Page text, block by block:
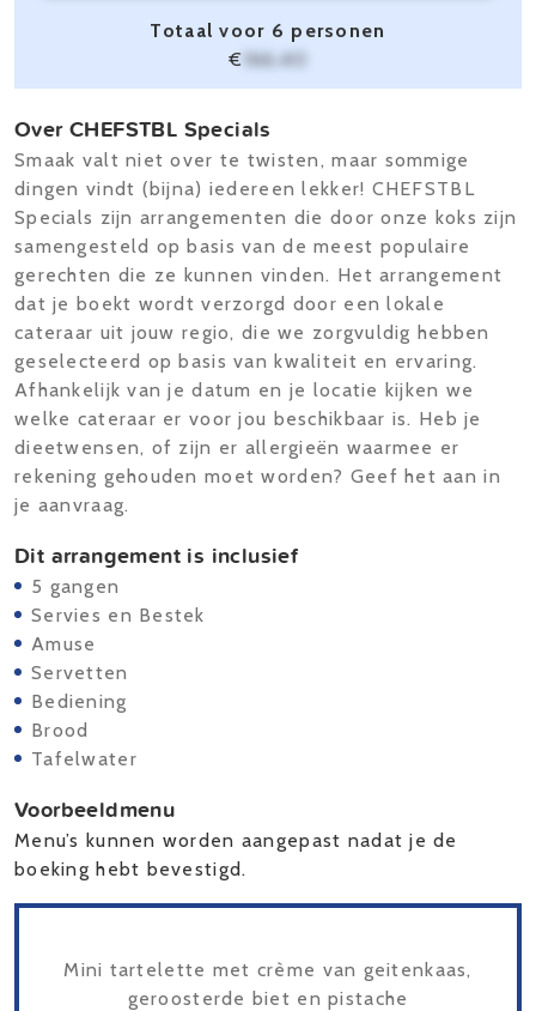
Totaal voor 6 personen
€ 166,40
Over CHEFSTBL Specials
Smaak valt niet over te twisten, maar sommige
dingen vindt (bijna) iedereen lekker! CHEFSTBL
Specials zijn arrangementen die door onze koks zijn
samengesteld op basis van de meest populaire
gerechten die ze kunnen vinden. Het arrangement
dat je boekt wordt verzorgd door een lokale
cateraar uit jouw regio, die we zorgvuldig hebben
geselecteerd op basis van kwaliteit en ervaring.
Afhankelijk van je datum en je locatie kijken we
welke cateraar er voor jou beschikbaar is. Heb je
dieetwensen, of zijn er allergieën waarmee er
rekening gehouden moet worden? Geef het aan in
je aanvraag.
Dit arrangement is inclusief
5 gangen
Servies en Bestek
Amuse
Servetten
Bediening
Brood
Tafelwater
Voorbeeldmenu
Menu’s kunnen worden aangepast nadat je de
boeking hebt bevestigd.
Mini tartelette met crème van geitenkaas,
geroosterde biet en pistache